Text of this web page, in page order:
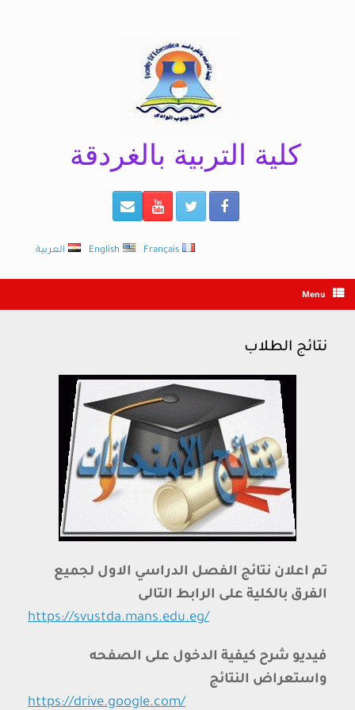
كلية التربية بالغردقة
العربية English Français
Menu
نتائج الطلاب
تم اعلان نتائج الفصل الدراسي الاول لجميع
الفرق بالكلية على الرابط التالى
https://svustda.mans.edu.eg/
فيديو شرح كيفية الدخول على الصفحه
واستعراض النتائج
https://drive.google.com/